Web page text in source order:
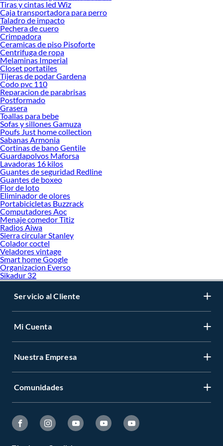
Herramientas, materiales y accesorios de calidad para tus proyectos y
renovación de espacios. ¡Visítanos y descubre todo lo que tenemos para
ofrecerte!
Encuentra una amplia variedad de productos de Seguridad en Sodimac.
Encuentra todo lo necesario para tus proyectos de renovación y decoración.
¡Visítanos y haz tus ideas realidad!
Tiras y cintas led Wiz
Caja transportadora para perro
Taladro de impacto
Pechera de cuero
Crimpadora
Ceramicas de piso Pisoforte
Centrifuga de ropa
Melaminas Imperial
Closet portatiles
Tijeras de podar Gardena
Codo pvc 110
Reparacion de parabrisas
Postformado
Grasera
Toallas para bebe
Sofas y sillones Gamuza
Poufs Just home collection
Sabanas Armonia
Cortinas de bano Gentile
Guardapolvos Maforsa
Lavadoras 16 kilos
Guantes de seguridad Redline
Guantes de boxeo
Flor de loto
Eliminador de olores
Portabicicletas Buzzrack
Computadores Aoc
Menaje comedor Titiz
Radios Aiwa
Sierra circular Stanley
Colador coctel
Veladores vintage
Smart home Google
Organizacion Everso
Sikadur 32
Servicio al Cliente
Mi Cuenta
Nuestra Empresa
Comunidades